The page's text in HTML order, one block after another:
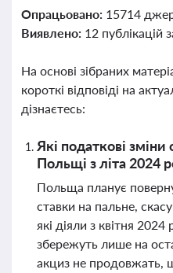
Опрацьовано: 15714
Виявлено: 12 публікацій
На основі зібраних
короткі відповіді на
дізнаєтесь:
Які податкові
Польщі з літа 2024
Польща планує
ставки на пальне,
які діяли з квітня
збережуть лише на
акциз не продовжать,